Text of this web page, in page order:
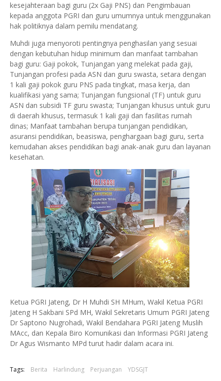
kesejahteraan bagi guru (2x Gaji PNS) dan Pengimbauan
kepada anggota PGRI dan guru umumnya untuk menggunakan
hak politiknya dalam pemilu mendatang.
Muhdi juga menyoroti pentingnya penghasilan yang sesuai
dengan kebutuhan hidup minimum dan manfaat tambahan
bagi guru: Gaji pokok, Tunjangan yang melekat pada gaji,
Tunjangan profesi pada ASN dan guru swasta, setara dengan
1 kali gaji pokok guru PNS pada tingkat, masa kerja, dan
kualifikasi yang sama; Tunjangan fungsional (TF) untuk guru
ASN dan subsidi TF guru swasta; Tunjangan khusus untuk guru
di daerah khusus, termasuk 1 kali gaji dan fasilitas rumah
dinas; Manfaat tambahan berupa tunjangan pendidikan,
asuransi pendidikan, beasiswa, penghargaan bagi guru, serta
kemudahan akses pendidikan bagi anak-anak guru dan layanan
kesehatan.
Ketua PGRI Jateng, Dr H Muhdi SH MHum, Wakil Ketua PGRI
Jateng H Sakbani SPd MH, Wakil Sekretaris Umum PGRI Jateng
Dr Saptono Nugrohadi, Wakil Bendahara PGRI Jateng Muslih
MAcc, dan Kepala Biro Komunikasi dan Informasi PGRI Jateng
Dr Agus Wismanto MPd turut hadir dalam acara ini.
Tags: Berita Harlindung Perjuangan YDSGJT